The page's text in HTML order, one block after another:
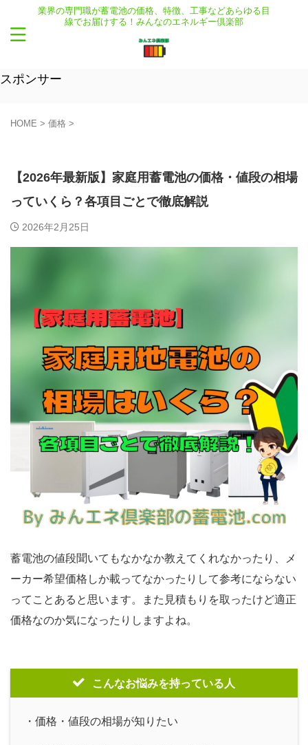
業界の専門職が蓄電池の価格、特徴、工事などあらゆる目
線でお届けする！みんなのエネルギー倶楽部
スポンサー
HOME > 価格 >
【2026年最新版】家庭用蓄電池の価格・値段の相場
っていくら？各項目ごとで徹底解説
2026年2月25日
蓄電池の値段聞いてもなかなか教えてくれなかったり、メ
ーカー希望価格しか載ってなかったりして参考にならない
ってことあると思います。また見積もりを取ったけど適正
価格なのか気になったりしますよね。
こんなお悩みを持っている人
・価格・値段の相場が知りたい